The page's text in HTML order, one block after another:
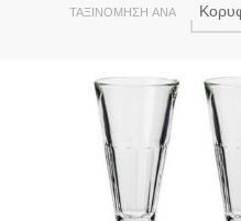
ΤΑΞΙΝΌΜΗΣΗ ΑΝΆ